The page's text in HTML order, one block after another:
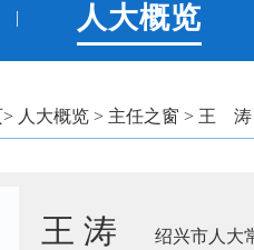
| 人大概览
> 人大概览 > 主任之窗 > 王 涛
王 涛 绍兴市人大